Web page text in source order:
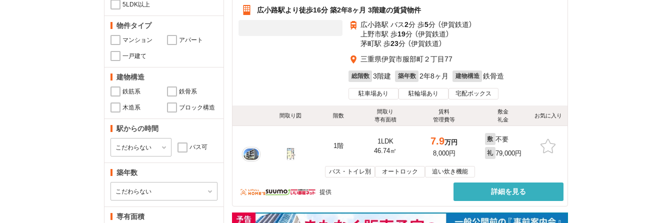
5LDK以上
物件タイプ
マンション アパート
一戸建て
建物構造
鉄筋系 鉄骨系
木造系 ブロック構造
駅からの時間
バス可
築年数
専有面積
広小路駅より徒歩16分 築2年8ヶ月 3階建の賃貸物件
広小路駅 バス2分 歩5分 （伊賀鉄道）
上野市駅 歩19分 （伊賀鉄道）
茅町駅 歩23分 （伊賀鉄道）
三重県伊賀市服部町２丁目77
総階数 3階建 築年数 2年8ヶ月 建物構造 鉄骨造
駐車場あり 駐輪場あり 宅配ボックス
間取り図 階数
間取り
専有面積
賃料
管理費等
敷金
礼金
お気に入り
1階
1LDK
46.74㎡
7.9万円
8,000円
敷 不要
礼 79,000円
バス・トイレ別 オートロック 追い炊き機能
提供 詳細を見る